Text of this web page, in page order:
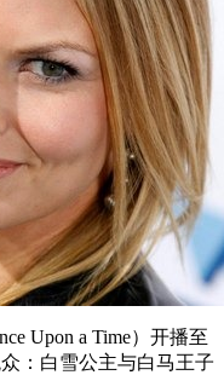
Upon a Time）开播至
：白雪公主与白马王子